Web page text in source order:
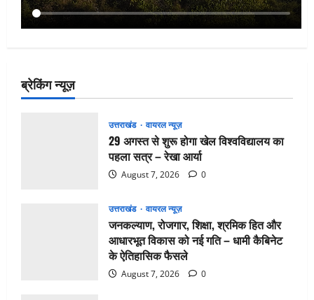
ब्रेकिंग न्यूज़
उत्तराखंड वायरल न्यूज़
29 अगस्त से शुरू होगा खेल विश्वविद्यालय का
पहला सत्र – रेखा आर्या
August 7, 2026 0
उत्तराखंड वायरल न्यूज़
जनकल्याण, रोजगार, शिक्षा, श्रमिक हित और
आधारभूत विकास को नई गति – धामी कैबिनेट
के ऐतिहासिक फैसले
August 7, 2026 0